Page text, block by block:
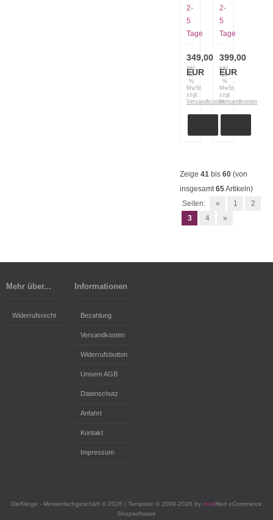
Fieldcraft
green
Micarta
2-
5
Tage
349,00
EUR
inkl.
19
%
MwSt.
zzgl.
Versandkosten
15080-
2
2-
5
Tage
399,00
EUR
inkl.
19
%
MwSt.
zzgl.
Versandkosten
Zeige 41 bis 60 (von
insgesamt65Artikeln)
Seiten:
« 1
2
3
4 »
Mehr über...
Widerrufsrecht
Informationen
Bezahlung
Versandkosten
Widerrufsbutton
Unsere AGB
Datenschutz
Anfahrt
Kontakt
Impressum
DieKlinge - Messerfachgeschäft © 2026 | Template © 2009-2026 by modified eCommerce
Shopsoftware